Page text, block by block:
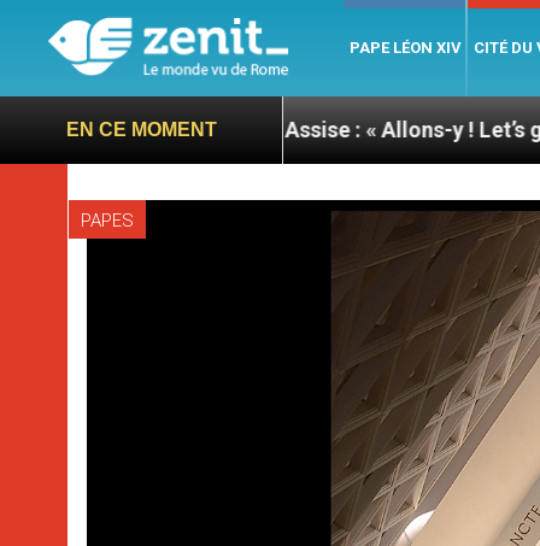
PAPE LÉON XIV CITÉ DU
EN CE MOMENT
du pape à Assise : « Allons-y ! Let’s go ! »
PAPES